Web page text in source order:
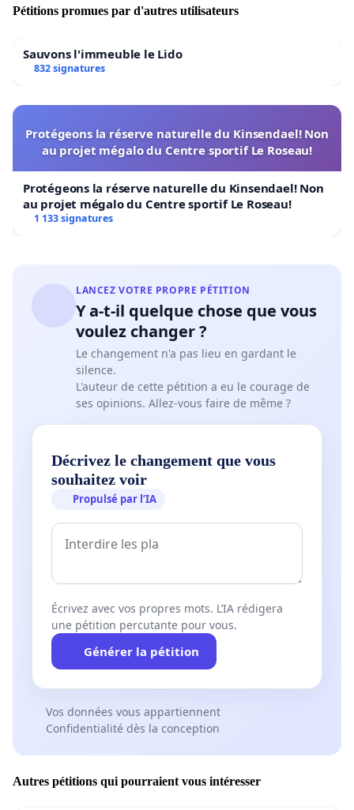
Pétitions promues par d'autres utilisateurs
Sauvons l'immeuble le Lido
832 signatures
Protégeons la réserve naturelle du Kinsendael! Non
au projet mégalo du Centre sportif Le Roseau!
Protégeons la réserve naturelle du Kinsendael! Non
au projet mégalo du Centre sportif Le Roseau!
1 133 signatures
LANCEZ VOTRE PROPRE PÉTITION
Y a-t-il quelque chose que vous
voulez changer ?
Le changement n'a pas lieu en gardant le
silence.
L'auteur de cette pétition a eu le courage de
ses opinions. Allez-vous faire de même ?
Décrivez le changement que vous
souhaitez voir
Propulsé par l’IA
Écrivez avec vos propres mots. L’IA rédigera
une pétition percutante pour vous.
Générer la pétition
Vos données vous appartiennent
Confidentialité dès la conception
Autres pétitions qui pourraient vous intéresser